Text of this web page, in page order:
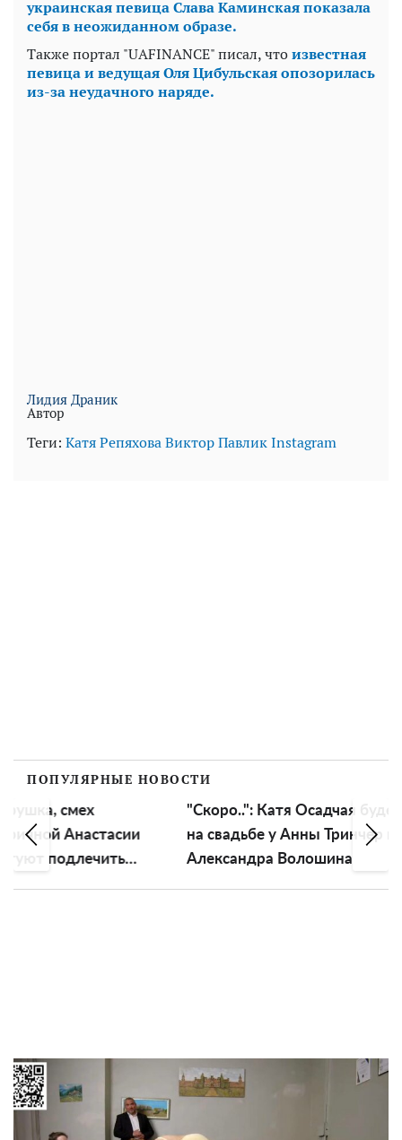
украинская певица Слава Каминская показала
себя в неожиданном образе.
Также портал "UAFINANCE" писал, чтоизвестная
певица и ведущая Оля Цибульская опозорилась
из-за неудачного наряде.
Лидия Драник
Автор
Теги: Катя РепяховаВиктор ПавликInstagram
ПОПУЛЯРНЫЕ НОВОСТИ
"Скоро..": Катя Осадчая будет тамадой
на свадьбе у Анны Тринчер и
Александра Волошина